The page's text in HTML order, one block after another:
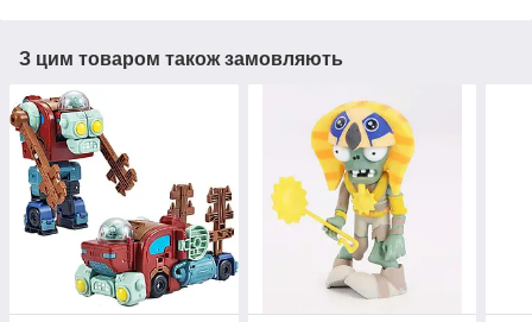
З цим товаром також замовляють